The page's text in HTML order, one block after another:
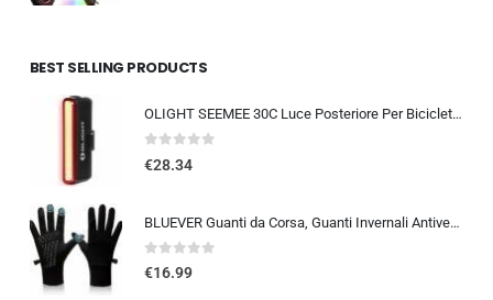
BEST SELLING PRODUCTS
OLIGHT SEEMEE 30C Luce Posteriore Per Bicicletta LED 30 LUMEN Torcia Bici Rossa 5 Modalità Impermeabile IPX6 TYPE-C Fanale Po
0out of 5
€28.34
BLUEVER Guanti da Corsa, Guanti Invernali Antivento Touchscreen Guanti Sportivi Caldi Antiscivolo Idrorepellenti per Uomo Don
0out of 5
€16.99